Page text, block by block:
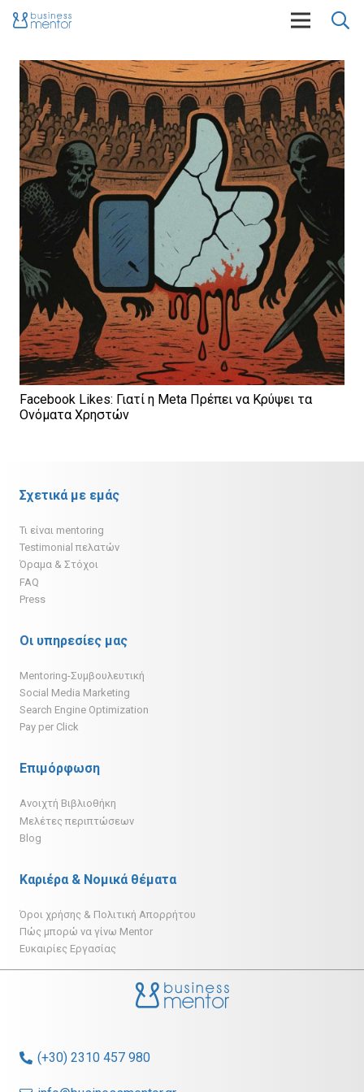
Facebook Likes: Γιατί η Meta Πρέπει να Κρύψει τα
Ονόματα Χρηστών
Σχετικά με εμάς
Τι είναι mentoring
Testimonial πελατών
Όραμα & Στόχοι
FAQ
Press
Οι υπηρεσίες μας
Mentoring-Συμβουλευτική
Social Media Marketing
Search Engine Optimization
Pay per Click
Επιμόρφωση
Ανοιχτή Βιβλιοθήκη
Μελέτες περιπτώσεων
Blog
Καριέρα & Νομικά θέματα
Όροι χρήσης & Πολιτική Απορρήτου
Πώς μπορώ να γίνω Mentor
Ευκαιρίες Εργασίας
(+30) 2310 457 980